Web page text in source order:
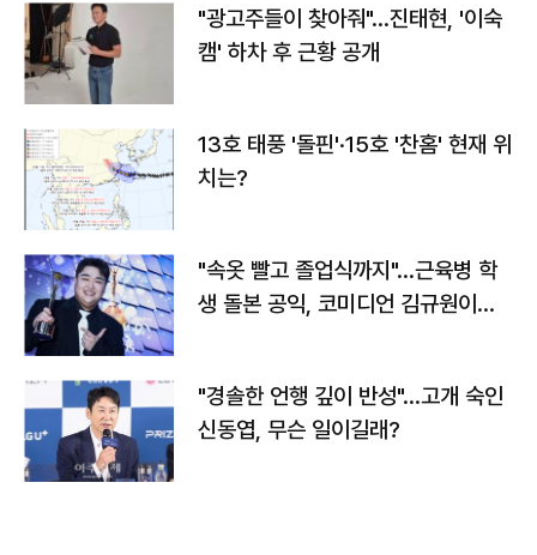
"광고주들이 찾아줘"…진태현, '이숙
캠' 하차 후 근황 공개
13호 태풍 '돌핀'·15호 '찬홈' 현재 위
치는?
"속옷 빨고 졸업식까지"…근육병 학
생 돌본 공익, 코미디언 김규원이었
"경솔한 언행 깊이 반성"…고개 숙인
신동엽, 무슨 일이길래?